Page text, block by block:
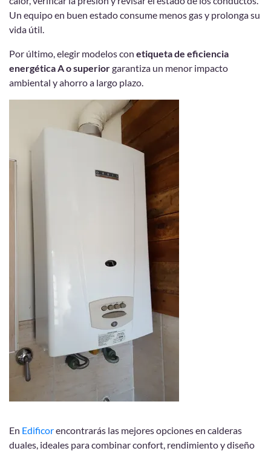
Un equipo en buen estado consume menos gas y prolonga su
vida útil.
Por último, elegir modelos con etiqueta de eficiencia
energética A o superiorgarantiza un menor impacto
ambiental y ahorro a largo plazo.
En Edificorencontrarás las mejores opciones en calderas
duales, ideales para combinar confort, rendimiento y diseño